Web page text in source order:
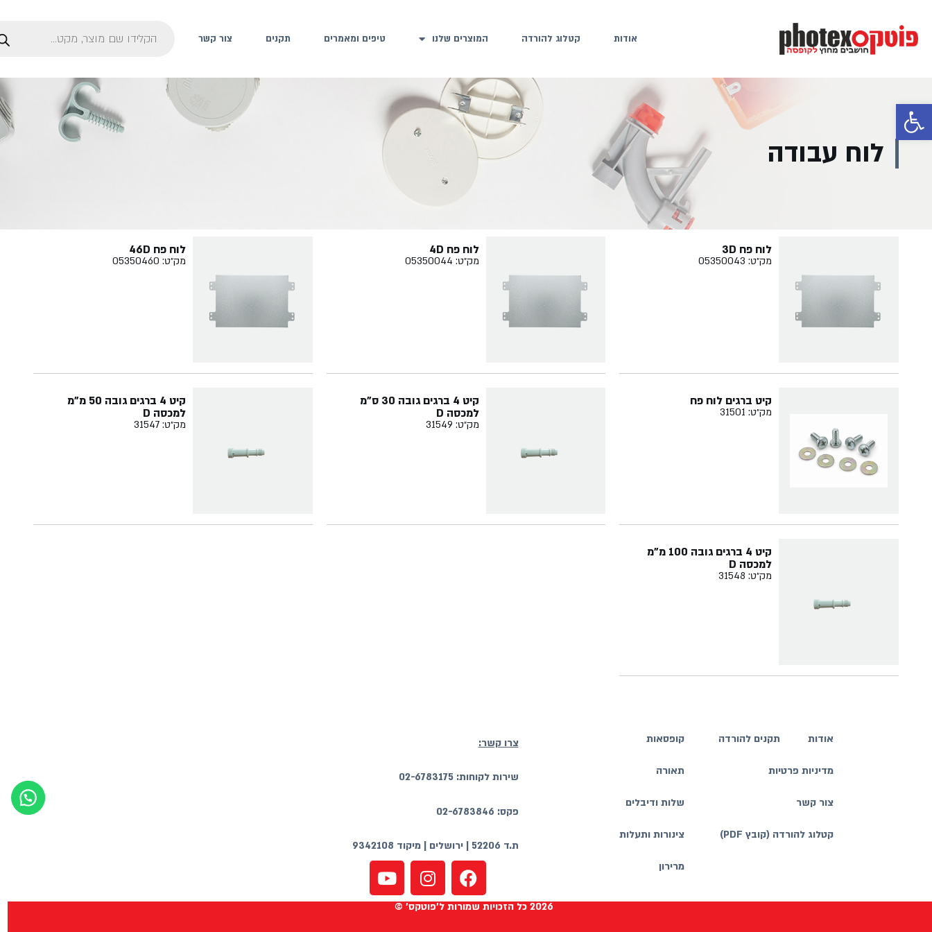
פתח סרגל נגישות
אודות קטלוג להורדה המוצרים שלנו טיפים ומאמרים תקנים צור קשר
לוח עבודה
לוח פח 3D
מק״ט: 05350043
לוח פח 4D
מק״ט: 05350044
לוח פח 46D
מק״ט: 05350460
קיט ברגים לוח פח
מק״ט: 31501
קיט 4 ברגים גובה 30 ס"מ
למכסה D
מק״ט: 31549
קיט 4 ברגים גובה 50 מ"מ
למכסה D
מק״ט: 31547
קיט 4 ברגים גובה 100 מ"מ
למכסה D
מק״ט: 31548
צרו קשר:
שירות לקוחות: 02-6783175
פקס: 02-6783846
ת.ד 52206 | ירושלים | מיקוד 9342108
אודות תקנים להורדה
מדיניות פרטיות
צור קשר
קטלוג להורדה (קובץ PDF)
קופסאות
תאורה
שלות ודיבלים
צינורות ותעלות
מרירון
2026 כל הזכויות שמורות ל'פוטקס' ©